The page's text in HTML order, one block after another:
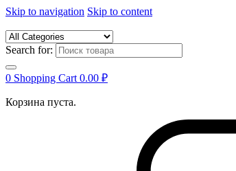
Skip to navigation Skip to content
Search for:
0 Shopping Cart 0.00 ₽
Корзина пуста.